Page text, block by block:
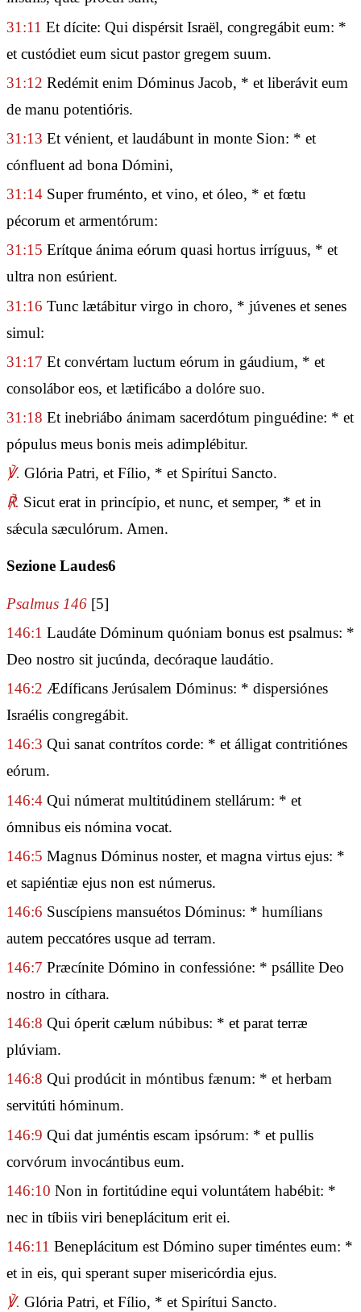
31:11 Et dícite: Qui dispérsit Israël, congregábit eum: *
et custódiet eum sicut pastor gregem suum.
31:12 Redémit enim Dóminus Jacob, * et liberávit eum
de manu potentióris.
31:13 Et vénient, et laudábunt in monte Sion: * et
cónfluent ad bona Dómini,
31:14 Super fruménto, et vino, et óleo, * et fœtu
pécorum et armentórum:
31:15 Erítque ánima eórum quasi hortus irríguus, * et
ultra non esúrient.
31:16 Tunc lætábitur virgo in choro, * júvenes et senes
simul:
31:17 Et convértam luctum eórum in gáudium, * et
consolábor eos, et lætificábo a dolóre suo.
31:18 Et inebriábo ánimam sacerdótum pinguédine: * et
pópulus meus bonis meis adimplébitur.
℣. Glória Patri, et Fílio, * et Spirítui Sancto.
℟. Sicut erat in princípio, et nunc, et semper, * et in
sǽcula sæculórum. Amen.
Sezione Laudes6
Psalmus 146 [5]
146:1 Laudáte Dóminum quóniam bonus est psalmus: *
Deo nostro sit jucúnda, decóraque laudátio.
146:2 Ædíficans Jerúsalem Dóminus: * dispersiónes
Israélis congregábit.
146:3 Qui sanat contrítos corde: * et álligat contritiónes
eórum.
146:4 Qui númerat multitúdinem stellárum: * et
ómnibus eis nómina vocat.
146:5 Magnus Dóminus noster, et magna virtus ejus: *
et sapiéntiæ ejus non est númerus.
146:6 Suscípiens mansuétos Dóminus: * humílians
autem peccatóres usque ad terram.
146:7 Præcínite Dómino in confessióne: * psállite Deo
nostro in cíthara.
146:8 Qui óperit cælum núbibus: * et parat terræ
plúviam.
146:8 Qui prodúcit in móntibus fænum: * et herbam
servitúti hóminum.
146:9 Qui dat juméntis escam ipsórum: * et pullis
corvórum invocántibus eum.
146:10 Non in fortitúdine equi voluntátem habébit: *
nec in tíbiis viri beneplácitum erit ei.
146:11 Beneplácitum est Dómino super timéntes eum: *
et in eis, qui sperant super misericórdia ejus.
℣. Glória Patri, et Fílio, * et Spirítui Sancto.